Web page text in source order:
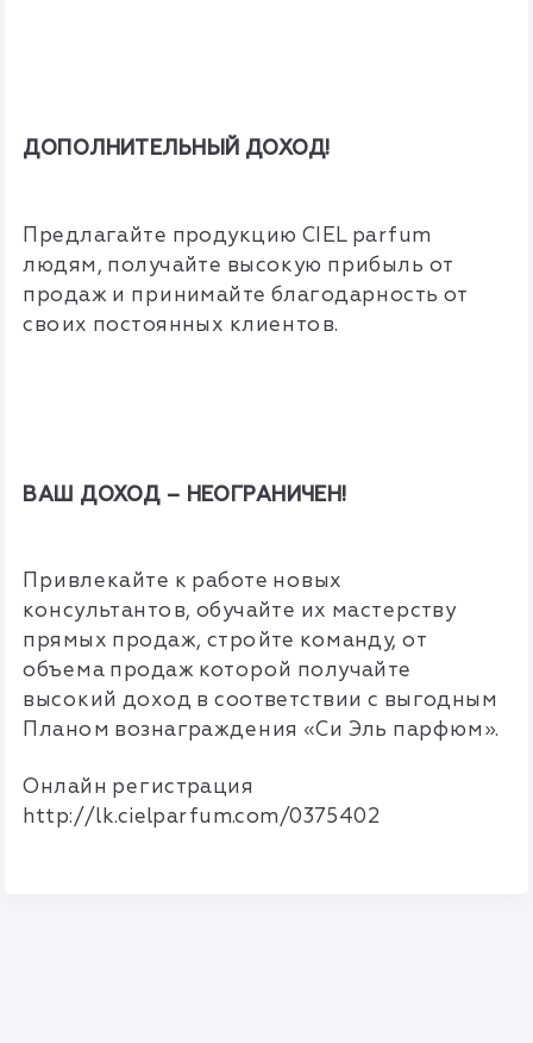
ДОПОЛНИТЕЛЬНЫЙ ДОХОД!
Предлагайте продукцию CIEL parfum
людям, получайте высокую прибыль от
продаж и принимайте благодарность от
своих постоянных клиентов.
ВАШ ДОХОД – НЕОГРАНИЧЕН!
Привлекайте к работе новых
консультантов, обучайте их мастерству
прямых продаж, стройте команду, от
объема продаж которой получайте
высокий доход в соответствии с выгодным
Планом вознаграждения «Си Эль парфюм».
Онлайн регистрация
http://lk.cielparfum.com/0375402